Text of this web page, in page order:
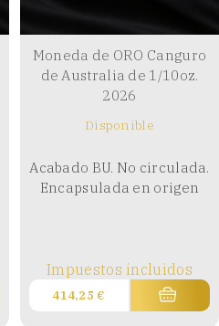
Moneda de ORO Canguro
de Australia de 1/10oz.
2026
Disponible
Acabado BU. No circulada.
Encapsulada en origen
Impuestos incluidos
414,25 €